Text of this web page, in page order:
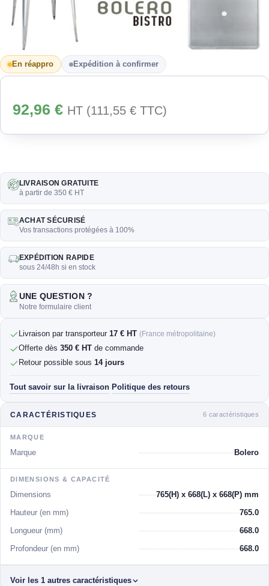
En réappro Expédition à confirmer
92,96 € HT (111,55 € TTC)
LIVRAISON GRATUITE
à partir de 350 € HT
ACHAT SÉCURISÉ
Vos transactions protégées à 100%
EXPÉDITION RAPIDE
sous 24/48h si en stock
UNE QUESTION ?
Notre formulaire client
Livraison par transporteur 17 € HT (France métropolitaine)
Offerte dès 350 € HT de commande
Retour possible sous 14 jours
Tout savoir sur la livraison· Politique des retours
CARACTÉRISTIQUES 6 caractéristiques
MARQUE
Marque Bolero
DIMENSIONS & CAPACITÉ
Dimensions 765(H) x 668(L) x 668(P) mm
Hauteur (en mm) 765.0
Longueur (mm) 668.0
Profondeur (en mm) 668.0
Voir les 1 autres caractéristiques